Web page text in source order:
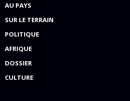
AU PAYS
SUR LE TERRAIN
POLITIQUE
AFRIQUE
DOSSIER
CULTURE